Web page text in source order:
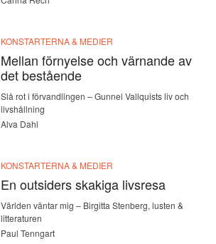
KONSTARTERNA & MEDIER
Mellan förnyelse och värnande av
det bestående
Slå rot i förvandlingen – Gunnel Vallquists liv och
livshållning
Alva Dahl
KONSTARTERNA & MEDIER
En outsiders skakiga livsresa
Världen väntar mig – Birgitta Stenberg, lusten &
litteraturen
Paul Tenngart